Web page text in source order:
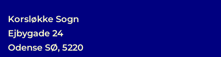
Korsløkke Sogn
Ejbygade 24
Odense SØ, 5220